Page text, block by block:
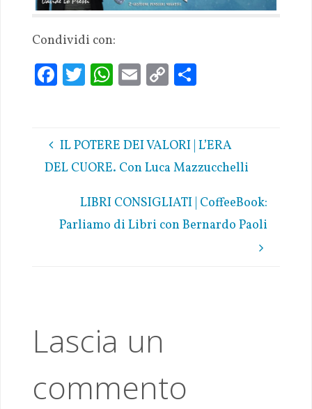
Condividi con:
Fa
oo
k
T
te
r
W
s
A
p
E
l
C
y
Li
k
S
e
IL POTERE DEI VALORI | L’ERA
DEL CUORE. Con Luca Mazzucchelli
LIBRI CONSIGLIATI | CoffeeBook:
Parliamo di Libri con Bernardo Paoli
Lascia un
commento